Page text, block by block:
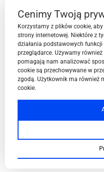
Contact
BPN-T Area
BPN-T Offer
Cenimy Twoją
Korzystamy z plików cookie,
strony internetowej. Niektóre z
działania podstawowych
przeglądarce. Używamy
pomagają nam analizować
cookie są przechowywane w
zgodą. Użytkownik ma również
cookie.